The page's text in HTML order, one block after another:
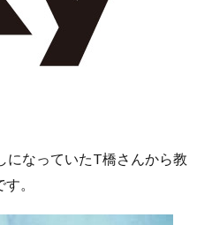
になっていたT橋さんから教
。